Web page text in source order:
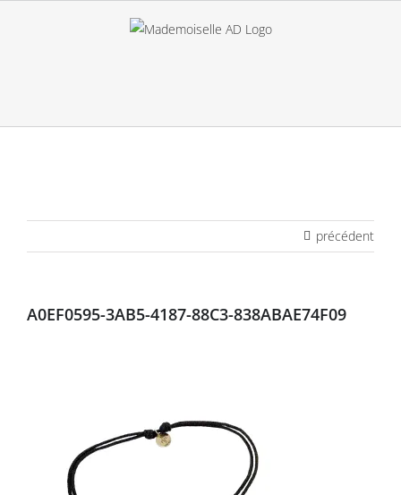
précédent
A0EF0595-3AB5-4187-88C3-838ABAE74F09